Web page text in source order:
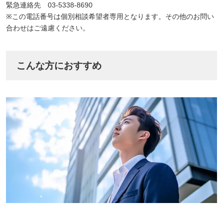
緊急連絡先 03-5338-8690
※この電話番号は個別相談希望者専用となります。その他のお問い
合わせはご遠慮ください。
こんな方におすすめ